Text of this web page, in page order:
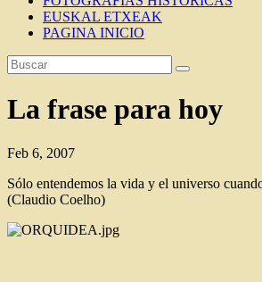
EUSKAL ETXEAK
PAGINA INICIO
La frase para hoy
Feb 6, 2007
Sólo entendemos la vida y el universo
(Claudio Coelho)